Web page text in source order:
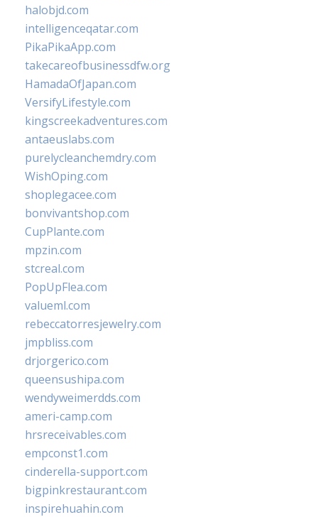
halobjd.com
intelligenceqatar.com
PikaPikaApp.com
takecareofbusinessdfw.org
HamadaOfJapan.com
VersifyLifestyle.com
kingscreekadventures.com
antaeuslabs.com
purelycleanchemdry.com
WishOping.com
shoplegacee.com
bonvivantshop.com
CupPlante.com
mpzin.com
stcreal.com
PopUpFlea.com
valueml.com
rebeccatorresjewelry.com
jmpbliss.com
drjorgerico.com
queensushipa.com
wendyweimerdds.com
ameri-camp.com
hrsreceivables.com
empconst1.com
cinderella-support.com
bigpinkrestaurant.com
inspirehuahin.com